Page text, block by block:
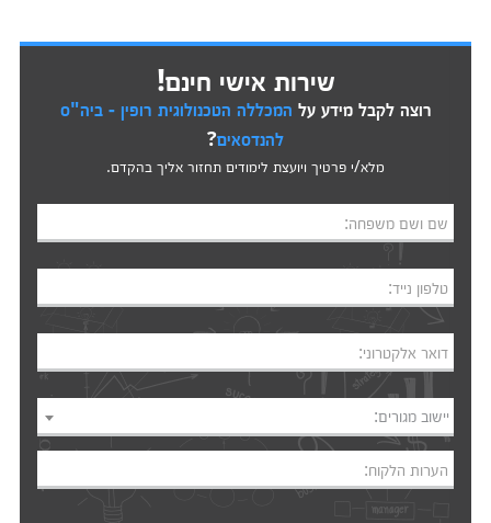
שירות אישי חינם!
רוצה לקבל מידע על המכללה הטכנולוגית רופין - ביה"ס
להנדסאים?
מלא/י פרטיך ויועצת לימודים תחזור אליך בהקדם.
שם ושם משפחה:
טלפון נייד:
דואר אלקטרוני:
יישוב מגורים:
הערות הלקוח: